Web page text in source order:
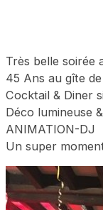
Très belle soirée
45 Ans au gîte
Cocktail & Diner
Déco lumineuse
ANIMATION-DJ
Un super